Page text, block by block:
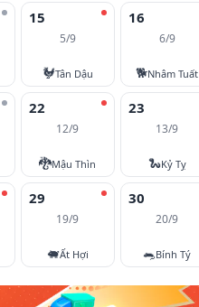
15
5/9
🐓Tân Dậu
16
6/9
🐕Nhâm Tuất
22
12/9
🐉Mậu Thìn
23
13/9
🐍Kỷ Tỵ
29
19/9
🐖Ất Hợi
30
20/9
🐀Bính Tý